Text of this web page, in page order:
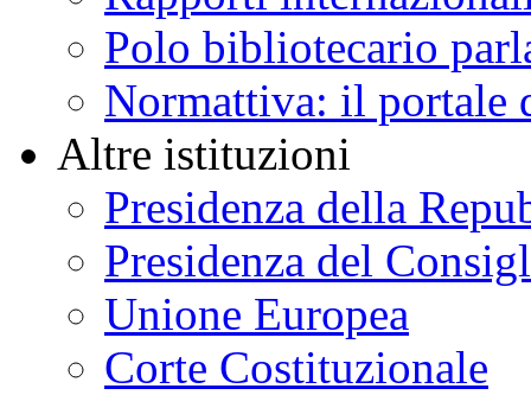
Polo bibliotecario
Normattiva: il portale
Altre istituzioni
Presidenza della
Presidenza del
Unione Europea
Corte Costituzionale